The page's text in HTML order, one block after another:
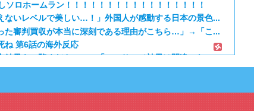
ソロホームラン！！！！！！！！！！！！！！！！！
ないレベルで美しい…！」外国人が感動する日本の景色...
た審判買収が本当に深刻である理由がこちら…」→「こ...
ね 第6話の海外反応
結果をご覧ください」→「マッサージ効果は間違いな...